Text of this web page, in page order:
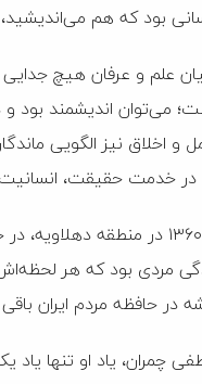
بود که هم
علم و عرفان هیچ
می‌توان اندیشمند بود و
و اخلاق نیز الگویی
خدمت حقیقت، انسانیت
سرانجام این مرد بزرگ در ۳۱
مردی بود که هر لحظه‌اش
در حافظه مردم ایران
چمران، یاد او تنها